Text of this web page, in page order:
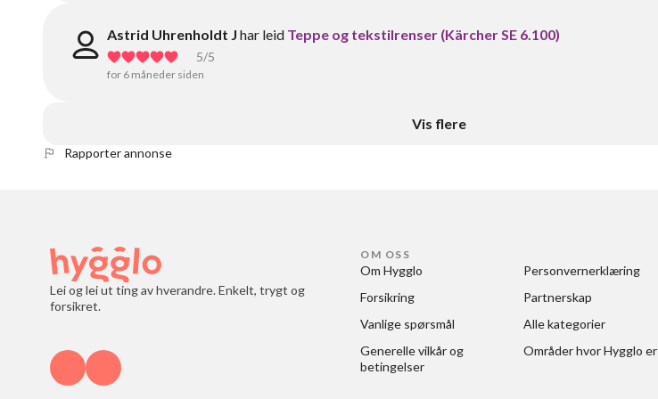
Astrid Uhrenholdt J har leid Teppe og tekstilrenser (Kärcher SE 6.100)
5/5
for 6 måneder siden
Vis flere
Rapporter annonse
Lei og lei ut ting av hverandre. Enkelt, trygt og
forsikret.
OM OSS
Om Hygglo
Forsikring
Vanlige spørsmål
Generelle vilkår og
betingelser
Personvernerklæring
Partnerskap
Alle kategorier
Områder hvor Hygglo er